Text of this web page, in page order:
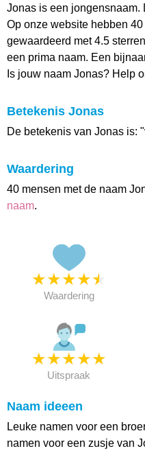
Jonas is een jongensnaam.
Op onze website hebben
gewaardeerd met 4.5
een prima naam. Een
Is jouw naam Jonas? Help
Betekenis Jonas
De betekenis van Jonas is:
Waardering
40 mensen met de naam
naam.
★★★★★
Waardering
★★★★★
Uitspraak
Naam ideeen
Leuke namen voor een
namen voor een zusje van